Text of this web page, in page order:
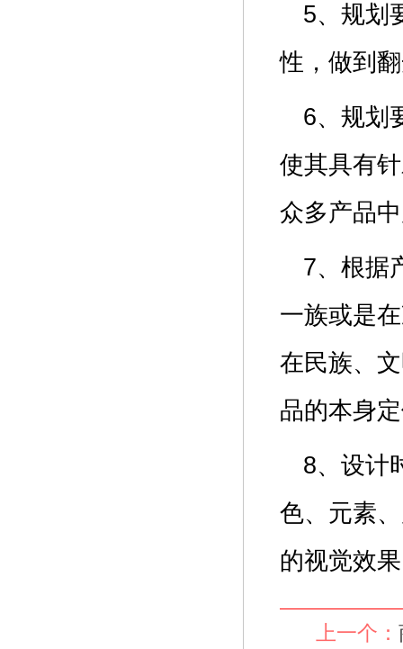
5、规划
性，做到
6、规划
使其具有
众多产品
7、根据
一族或是
在民族、
品的本身
8、设计
色、元素
的视觉效
上一个：